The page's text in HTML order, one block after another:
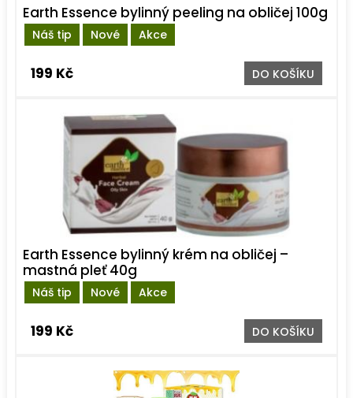
Náš tip Nové Akce
Earth Essence bylinný peeling na obličej 100g
199 Kč DO KOŠÍKU
Náš tip Nové Akce
Earth Essence bylinný krém na obličej –
mastná pleť 40g
199 Kč DO KOŠÍKU